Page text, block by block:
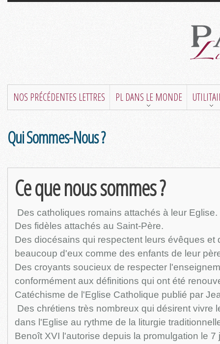
NOS PRÉCÉDENTES LETTRES PL DANS LE MONDE
Qui Sommes-Nous ?
Ce que nous sommes ?
Des catholiques romains attachés à leur Eglise.
Des fidèles attachés au Saint-Père.
Des diocésains qui respectent leurs évêques et
beaucoup d'eux comme des enfants de leur
Des croyants soucieux de respecter
conformément aux définitions qui ont été
Catéchisme de l'Eglise Catholique publié par
Des chrétiens très nombreux qui désirent vivre
dans l'Eglise au rythme de la liturgie
Benoît XVI l'autorise depuis la promulgation le 7